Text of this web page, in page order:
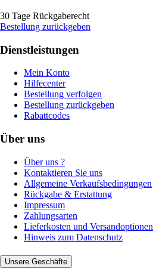
30 Tage Rückgaberecht
Bestellung zurückgeben
Dienstleistungen
Mein Konto
Hilfecenter
Bestellung verfolgen
Bestellung zurückgeben
Rabattcodes
Über uns
Über uns ?
Kontaktieren Sie uns
Allgemeine Verkaufsbedingungen
Rückgabe & Erstattung
Impressum
Zahlungsarten
Lieferkosten und Versandoptionen
Hinweis zum Datenschutz
Unsere Geschäfte